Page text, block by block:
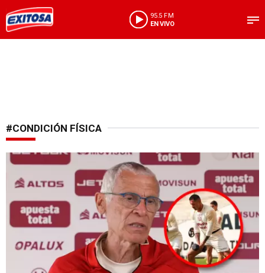
95.5 FM
EN VIVO
#CONDICIÓN FÍSICA
Expectativa en duda